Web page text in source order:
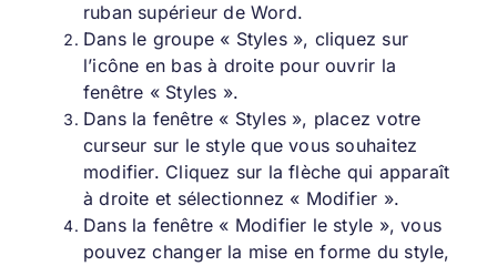
ruban supérieur de Word.
Dans le groupe « Styles », cliquez sur
l’icône en bas à droite pour ouvrir la
fenêtre « Styles ».
Dans la fenêtre « Styles », placez votre
curseur sur le style que vous souhaitez
modifier. Cliquez sur la flèche qui apparaît
à droite et sélectionnez « Modifier ».
Dans la fenêtre « Modifier le style », vous
pouvez changer la mise en forme du style,